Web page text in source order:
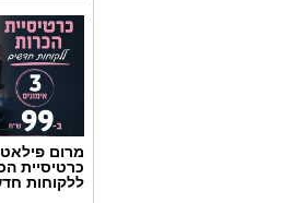
מרום
כרטיסיית
ללקוחות